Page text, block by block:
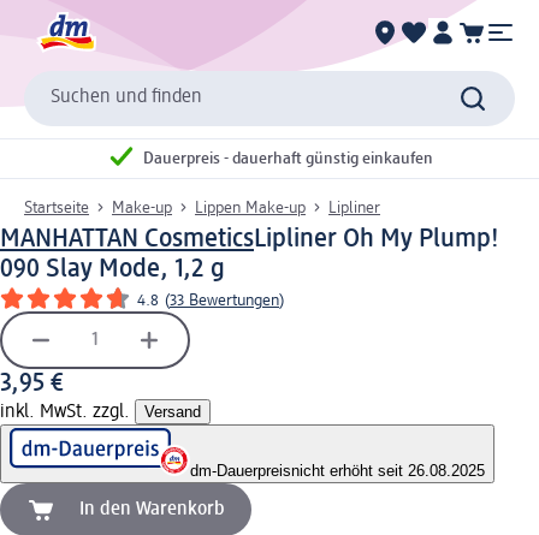
Suchen und finden
Dauerpreis - dauerhaft günstig einkaufen
Startseite Make-up Lippen Make-up Lipliner
MANHATTAN CosmeticsLipliner Oh My Plump!
090 Slay Mode, 1,2 g
4.8 (33 Bewertungen)
3,95 €
inkl. MwSt. zzgl. Versand
dm-Dauerpreisnicht erhöht seit 26.08.2025
In den Warenkorb